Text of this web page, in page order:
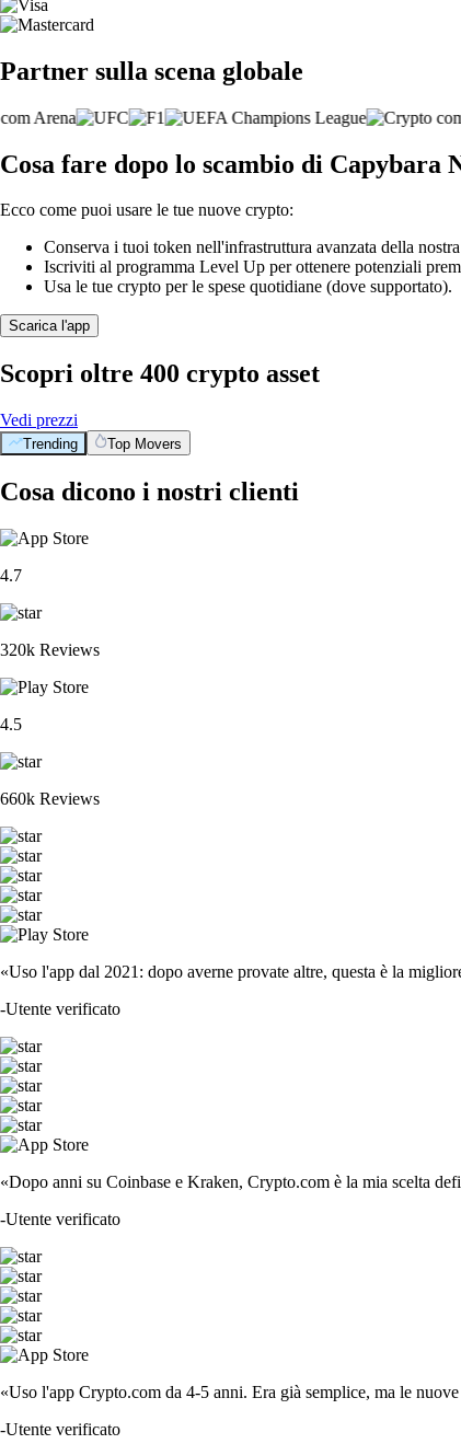
Partner sulla scena globale
Cosa fare dopo lo scambio di Capybara
Ecco come puoi usare le tue nuove crypto:
Conserva i tuoi token nell'infrastruttura avanzata della
Iscriviti al programma Level Up per ottenere potenziali
Usa le tue crypto per le spese quotidiane (dove supportato).
Scarica l'app
Scopri oltre 400 crypto asset
Vedi prezzi
Trending Top Movers
Cosa dicono i nostri clienti
4.7
320k Reviews
4.5
660k Reviews
«Uso l'app dal 2021: dopo averne provate altre, questa è la
-Utente verificato
«Dopo anni su Coinbase e Kraken, Crypto.com è la mia scelta
-Utente verificato
«Uso l'app Crypto.com da 4-5 anni. Era già semplice, ma le
-Utente verificato